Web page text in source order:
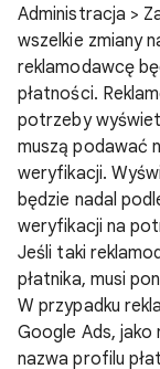
Administracja >
wszelkie zmiany
reklamodawcę
płatności.
potrzeby
muszą podawać
weryfikacji.
będzie nadal
weryfikacji na
Jeśli taki
płatnika, musi
W przypadku
Google Ads, jako
nazwa profilu